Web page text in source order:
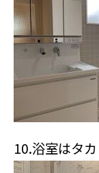
10.浴室はタ